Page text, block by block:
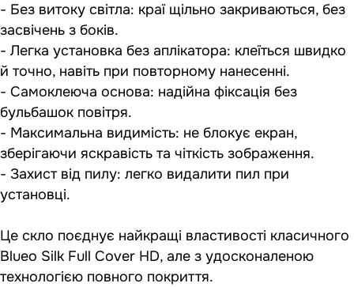
- Без витоку світла: краї щільно закриваються, без
засвічень з боків.
- Легка установка без аплікатора: клеїться швидко
й точно, навіть при повторному нанесенні.
- Самоклеюча основа: надійна фіксація без
бульбашок повітря.
- Максимальна видимість: не блокує екран,
зберігаючи яскравість та чіткість зображення.
- Захист від пилу: легко видалити пил при
установці.
Це скло поєднує найкращі властивості класичного
Blueo Silk Full Cover HD, але з удосконаленою
технологією повного покриття.